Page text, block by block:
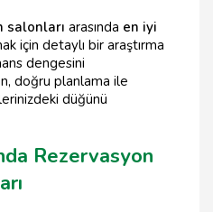
salonları arasında en iyi
için detaylı bir araştırma
dengesini
doğru planlama ile
düğünü
Rezervasyon